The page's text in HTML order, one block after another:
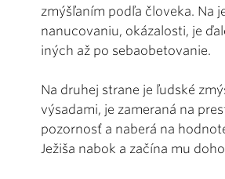
zmýšľaním podľa človeka. Na
nanucovaniu, okázalosti, je
iných až po sebaobetovanie.
Na druhej strane je ľudské
výsadami, je zameraná na
pozornosť a naberá na
Ježiša nabok a začína mu